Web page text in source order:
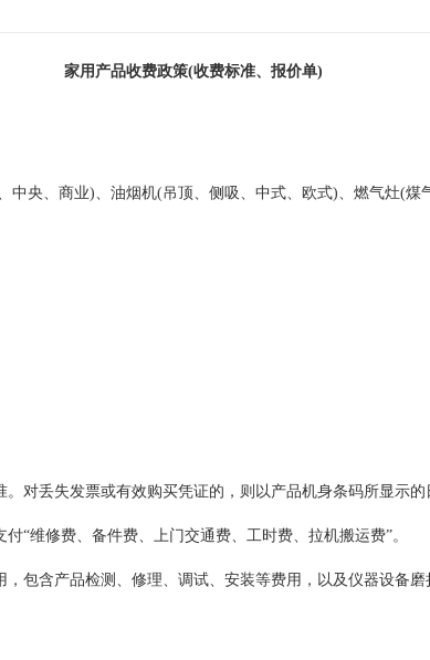
家用产品收费政策(收费标准、报价单)
中央、商业)、油烟机(吊顶、侧吸、中式、欧式)、燃气灶(煤
对丢失发票或有效购买凭证的，则以产品机身条码所显示的
“维修费、备件费、上门交通费、工时费、拉机搬运费”。
包含产品检测、修理、调试、安装等费用，以及仪器设备磨